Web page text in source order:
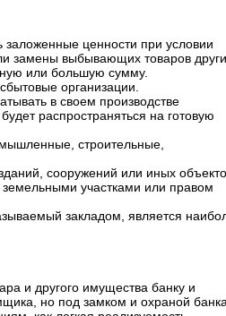
заложенные ценности при условии
замены выбывающих товаров
или большую сумму.
организации.
в своем производстве
распространяться на готовую
строительные,
сооружений или иных
участками или правом
закладом, является
и другого имущества банку и
но под замком и охраной